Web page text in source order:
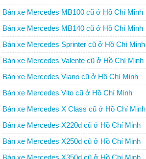
Bán xe Mercedes MB100 cũ ở Hồ Chí Minh
Bán xe Mercedes MB140 cũ ở Hồ Chí Minh
Bán xe Mercedes Sprinter cũ ở Hồ Chí Minh
Bán xe Mercedes Valente cũ ở Hồ Chí Minh
Bán xe Mercedes Viano cũ ở Hồ Chí Minh
Bán xe Mercedes Vito cũ ở Hồ Chí Minh
Bán xe Mercedes X Class cũ ở Hồ Chí Minh
Bán xe Mercedes X220d cũ ở Hồ Chí Minh
Bán xe Mercedes X250d cũ ở Hồ Chí Minh
Bán xe Mercedes X350d cũ ở Hồ Chí Minh